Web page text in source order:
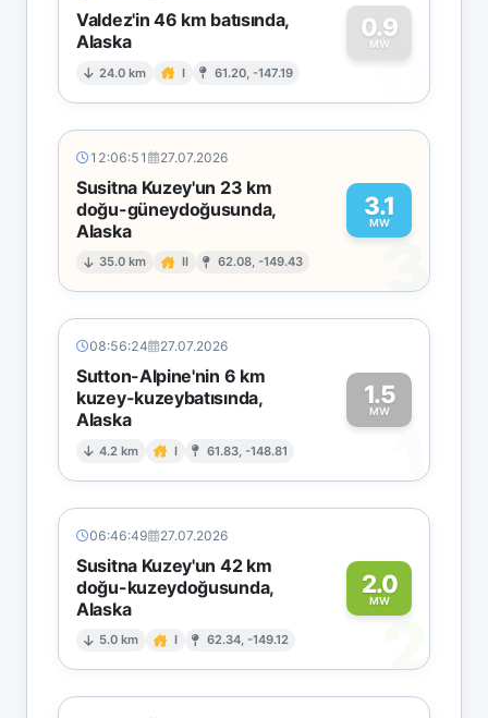
Valdez'in 46 km batısında,
Alaska
24.0 km I 61.20, -147.19
0.9
MW
0
12:06:51 27.07.2026
Susitna Kuzey'un 23 km
doğu-güneydoğusunda,
Alaska
35.0 km II 62.08, -149.43
3.1
MW
3
08:56:24 27.07.2026
Sutton-Alpine'nin 6 km
kuzey-kuzeybatısında,
Alaska
4.2 km I 61.83, -148.81
1.5
MW
1
06:46:49 27.07.2026
Susitna Kuzey'un 42 km
doğu-kuzeydoğusunda,
Alaska
5.0 km I 62.34, -149.12
2.0
MW
2